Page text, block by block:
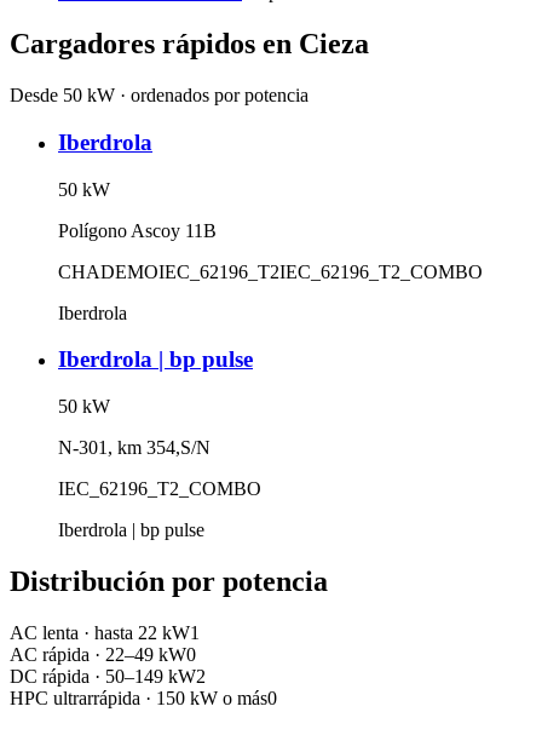
Cargadores rápidos en Cieza
Desde 50 kW · ordenados por potencia
Iberdrola
50 kW
Polígono Ascoy 11B
CHADEMOIEC_62196_T2IEC_62196_T2_COMBO
Iberdrola
Iberdrola | bp pulse
50 kW
N-301, km 354,S/N
IEC_62196_T2_COMBO
Iberdrola | bp pulse
Distribución por potencia
AC lenta · hasta 22 kW1
AC rápida · 22–49 kW0
DC rápida · 50–149 kW2
HPC ultrarrápida · 150 kW o más0